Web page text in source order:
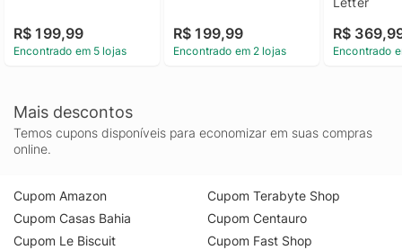
R$ 199,99
Encontrado em 5 lojas
R$ 199,99
Encontrado em 2 lojas
R$
Encontrado
Mais descontos
Temos cupons disponíveis para economizar em suas compras
online.
Cupom Amazon
Cupom Casas Bahia
Cupom Le Biscuit
Cupom Terabyte Shop
Cupom Centauro
Cupom Fast Shop